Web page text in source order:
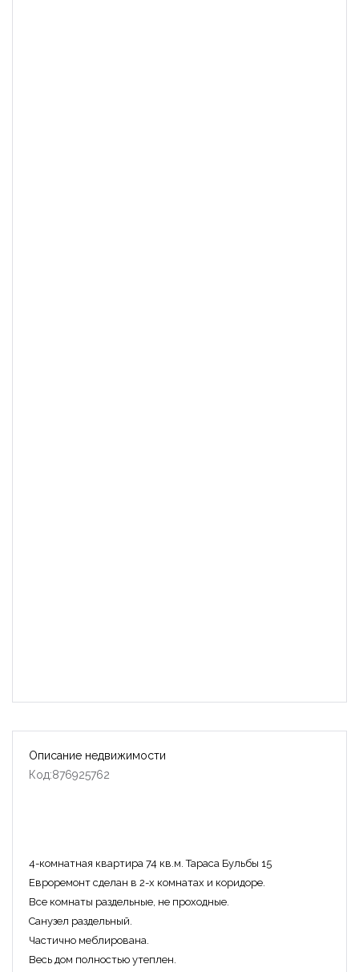
Описание недвижимости
Код:876925762
4-комнатная квартира 74 кв.м. Тараса Бульбы 15
Евроремонт сделан в 2-х комнатах и коридоре.
Все комнаты раздельные, не проходные.
Санузел раздельный.
Частично меблирована.
Весь дом полностью утеплен.